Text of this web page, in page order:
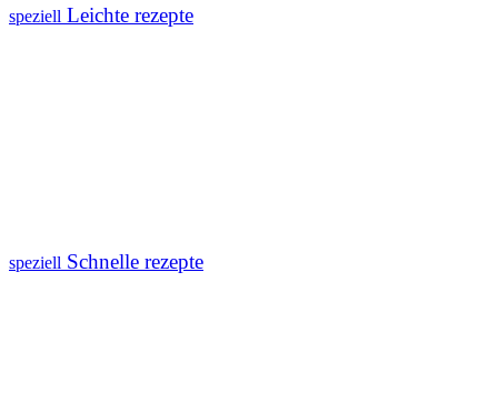
speziell Leichte rezepte
speziell Schnelle rezepte